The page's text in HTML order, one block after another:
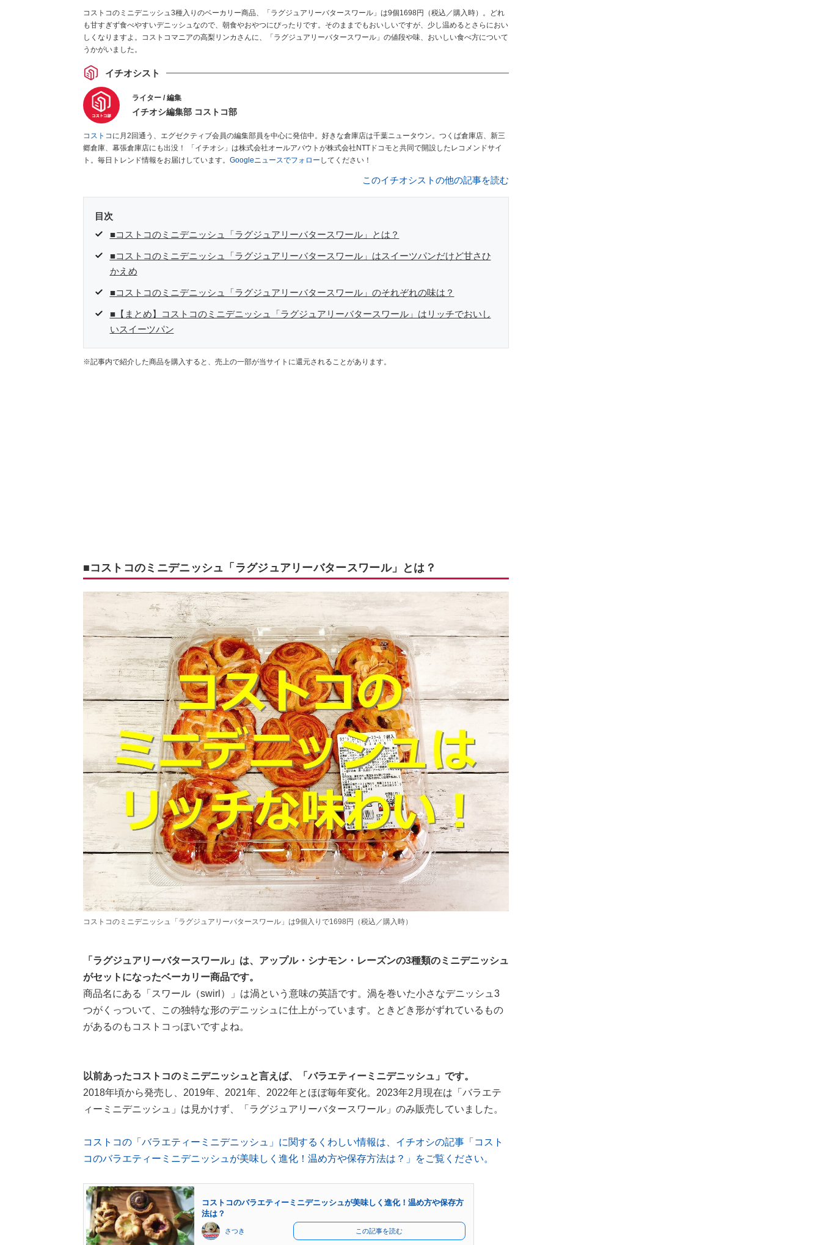
コストコのミニデニッシュ3種入りのベーカリー商品、「ラグジュアリーバタースワール」は9個1698円（税込／購入時）。どれ
も甘すぎず食べやすいデニッシュなので、朝食やおやつにぴったりです。そのままでもおいしいですが、少し温めるとさらにおい
しくなりますよ。コストコマニアの高梨リンカさんに、「ラグジュアリーバタースワール」の値段や味、おいしい食べ方について
うかがいました。
イチオシスト
ライター / 編集
イチオシ編集部 コストコ部
コストコ に月2回通う、エグゼクティブ会員の編集部員を中心に発信中。好きな倉庫店は千葉ニュータウン。つくば倉庫店、新三
郷倉庫、幕張倉庫店にも出没！ 「イチオシ」は株式会社オールアバウトが株式会社NTTドコモと共同で開設したレコメンドサイ
ト。毎日トレンド情報をお届けしています。 Googleニュースでフォロー してください！
このイチオシストの他の記事を読む
目次
■コストコのミニデニッシュ「ラグジュアリーバタースワール」とは？
■コストコのミニデニッシュ「ラグジュアリーバタースワール」はスイーツパンだけど甘さひ
かえめ
■コストコのミニデニッシュ「ラグジュアリーバタースワール」のそれぞれの味は？
■【まとめ】コストコのミニデニッシュ「ラグジュアリーバタースワール」はリッチでおいし
いスイーツパン
※記事内で紹介した商品を購入すると、売上の一部が当サイトに還元されることがあります。
■コストコのミニデニッシュ「ラグジュアリーバタースワール」とは？
コストコのミニデニッシュ「ラグジュアリーバタースワール」は9個入りで1698円（税込／購入時）
「ラグジュアリーバタースワール」は、アップル・シナモン・レーズンの3種類のミニデニッシュ
がセットになったベーカリー商品です。
商品名にある「スワール（swirl）」は渦という意味の英語です。渦を巻いた小さなデニッシュ3
つがくっついて、この独特な形のデニッシュに仕上がっています。ときどき形がずれているもの
があるのもコストコっぽいですよね。
以前あったコストコのミニデニッシュと言えば、「バラエティーミニデニッシュ」です。
2018年頃から発売し、2019年、2021年、2022年とほぼ毎年変化。2023年2月現在は「バラエテ
ィーミニデニッシュ」は見かけず、「ラグジュアリーバタースワール」のみ販売していました。
コストコの「バラエティーミニデニッシュ」に関するくわしい情報は、イチオシの記事「コスト
コのバラエティーミニデニッシュが美味しく進化！温め方や保存方法は？」をご覧ください。
コストコのバラエティーミニデニッシュが美味しく進化！温め方や保存方
法は？
さつき この記事を読む